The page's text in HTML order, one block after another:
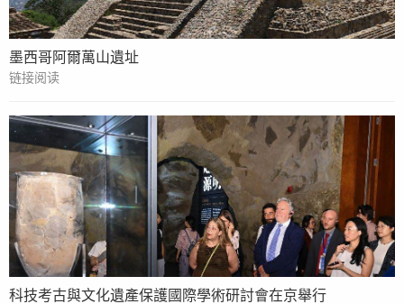
墨西哥阿爾萬山遺址
链接阅读
科技考古與文化遺產保護國際學術研討會在京舉行